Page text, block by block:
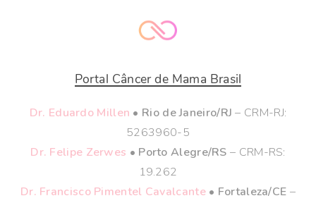
Portal Câncer de Mama Brasil
Dr. Eduardo Millen • Rio de Janeiro/RJ – CRM-RJ:
5263960-5
Dr. Felipe Zerwes • Porto Alegre/RS – CRM-RS:
19.262
Dr. Francisco Pimentel Cavalcante• Fortaleza/CE –